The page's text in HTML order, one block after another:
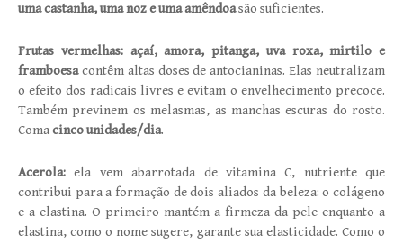
uma castanha, uma noz e uma amêndoasão suficientes.
Frutas vermelhas: açaí, amora, pitanga, uva roxa, mirtilo e
framboesacontêm altas doses de antocianinas. Elas neutralizam
o efeito dos radicais livres e evitam o envelhecimento precoce.
Também previnem os melasmas, as manchas escuras do rosto.
Comacinco unidades/dia.
Acerola:ela vem abarrotada de vitamina C, nutriente que
contribui para a formação de dois aliados da beleza: o colágeno
e a elastina. O primeiro mantém a firmeza da pele enquanto a
elastina, como o nome sugere, garante sua elasticidade. Como o